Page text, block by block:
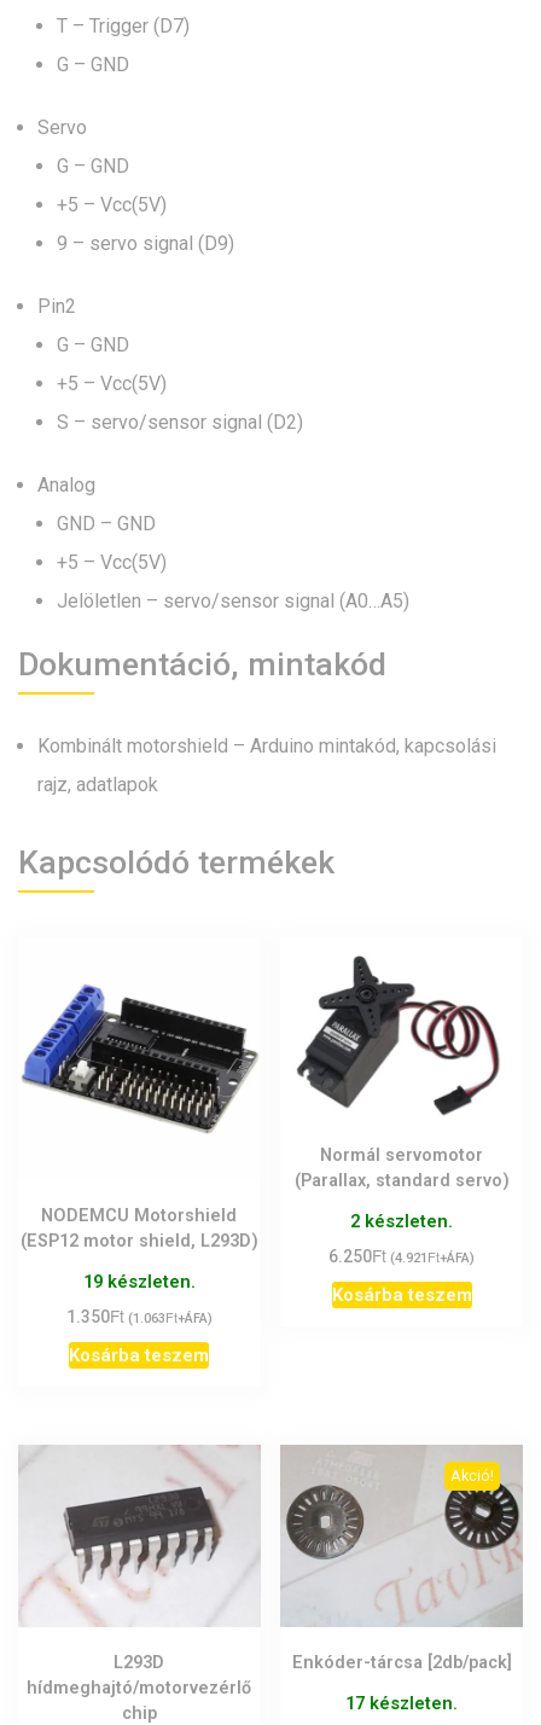
T – Trigger (D7)
G – GND
Servo
G – GND
+5 – Vcc(5V)
9 – servo signal (D9)
Pin2
G – GND
+5 – Vcc(5V)
S – servo/sensor signal (D2)
Analog
GND – GND
+5 – Vcc(5V)
Jelöletlen – servo/sensor signal (A0…A5)
Dokumentáció, mintakód
Kombinált motorshield – Arduino mintakód, kapcsolási
rajz, adatlapok
Kapcsolódó termékek
NODEMCU Motorshield
(ESP12 motor shield, L293D)
19 készleten.
1.350Ft (1.063Ft+ÁFA)
Kosárba teszem
Normál servomotor
(Parallax, standard servo)
2 készleten.
6.250Ft (4.921 Ft+ÁFA)
Kosárba teszem
L293D
hídmeghajtó/motorvezérlő
chip
Akció!
Enkóder-tárcsa [2db/pack]
17 készleten.